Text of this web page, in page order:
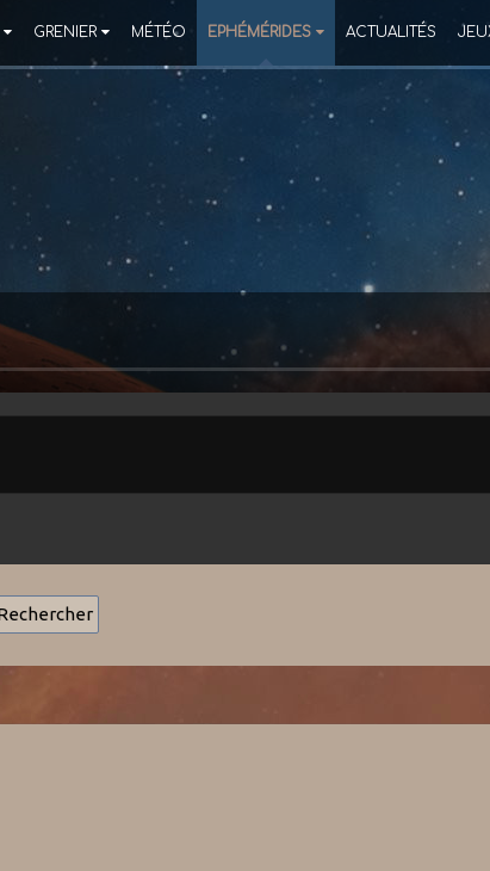
GRENIER MÉTÉO EPHÉMÉRIDES ACTUALITÉS